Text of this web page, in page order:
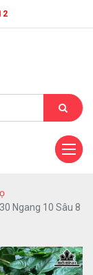
Ngang 10 Sâu 8